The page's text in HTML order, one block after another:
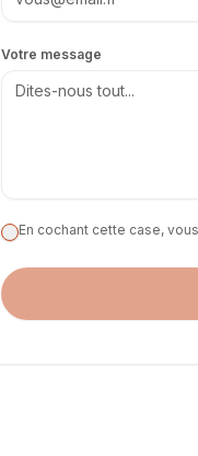
Votre message
En cochant cette case,